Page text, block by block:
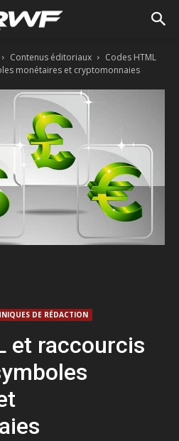
Contenus éditoriaux
Codes HTML
monétaires et cryptomonnaies
DE RÉDACTION
et raccourcis